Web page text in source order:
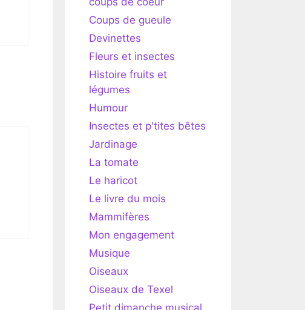
Coups de gueule
Devinettes
Fleurs et insectes
Histoire fruits et
légumes
Humour
Insectes et p'tites bêtes
Jardinage
La tomate
Le haricot
Le livre du mois
Mammifères
Mon engagement
Musique
Oiseaux
Oiseaux de Texel
Petit dimanche musical